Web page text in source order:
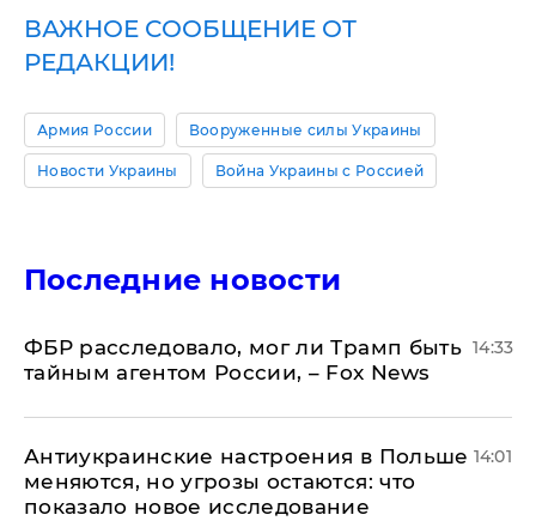
ВАЖНОЕ СООБЩЕНИЕ ОТ
РЕДАКЦИИ!
Армия России Вооруженные силы Украины
Новости Украины Война Украины с Россией
Последние новости
ФБР расследовало, мог ли Трамп быть
тайным агентом России, – Fox News
14:33
Антиукраинские настроения в Польше
меняются, но угрозы остаются: что
показало новое исследование
14:01